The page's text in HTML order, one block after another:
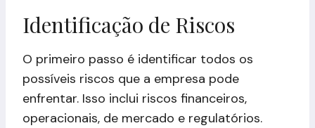
Identificação de Riscos
O primeiro passo é identificar todos os
possíveis riscos que a empresa pode
enfrentar. Isso inclui riscos financeiros,
operacionais, de mercado e regulatórios.